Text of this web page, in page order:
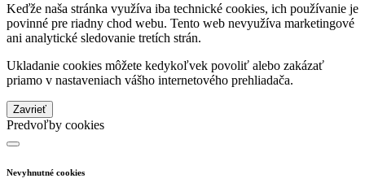
Keďže naša stránka využíva iba technické cookies, ich používanie je
povinné pre riadny chod webu. Tento web nevyužíva marketingové
ani analytické sledovanie tretích strán.
Ukladanie cookies môžete kedykoľvek povoliť alebo zakázať
priamo v nastaveniach vášho internetového prehliadača.
Zavrieť
Predvoľby cookies
Nevyhnutné cookies